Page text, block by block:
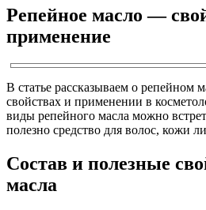
Репейное масло —
применение
В статье рассказываем о репейном
свойствах и применении в
виды репейного масла можно
полезно средство для волос, кожи
Состав и полезные
масла